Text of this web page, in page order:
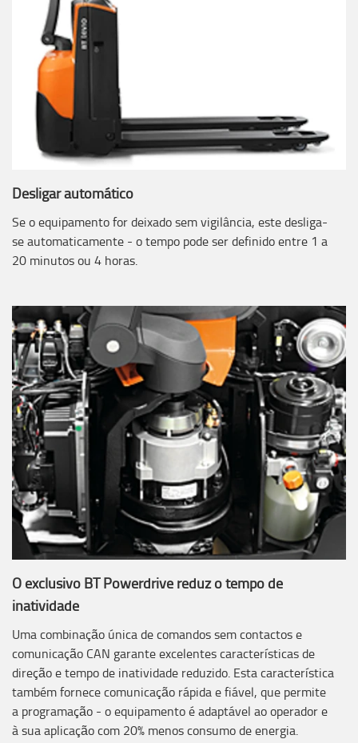
Desligar automático
Se o equipamento for deixado sem vigilância, este desliga-
se automaticamente - o tempo pode ser definido entre 1 a
20 minutos ou 4 horas.
O exclusivo BT Powerdrive reduz o tempo de
inatividade
Uma combinação única de comandos sem contactos e
comunicação CAN garante excelentes características de
direção e tempo de inatividade reduzido. Esta característica
também fornece comunicação rápida e fiável, que permite
a programação - o equipamento é adaptável ao operador e
à sua aplicação com 20% menos consumo de energia.